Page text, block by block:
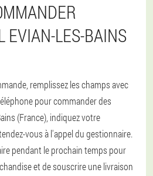
EVIAN-LES-BAINS
remplissez les champs avec
pour commander des
(France), indiquez votre
vous à l'appel du gestionnaire.
pendant le prochain temps pour
et de souscrire une livraison